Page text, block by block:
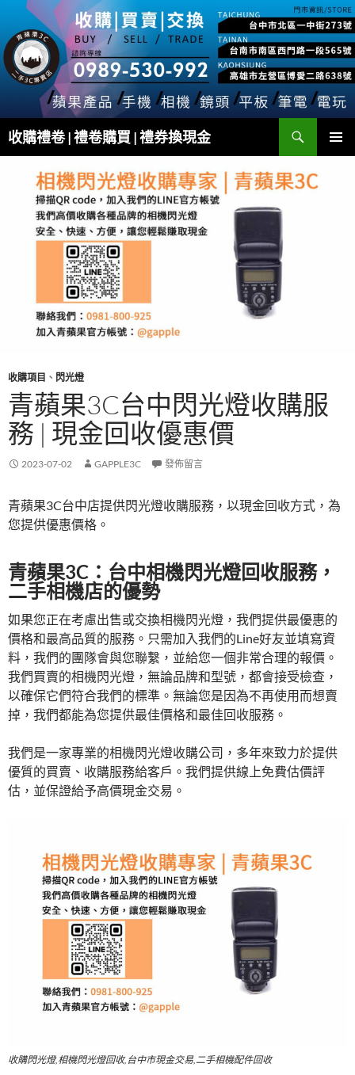
主
要
收購禮卷 | 禮卷購買 | 禮券換現金
搜
尋
收購項目 、 閃光燈
青蘋果3C台中閃光燈收購服
務 | 現金回收優惠價
2023-07-02 GAPPLE3C 發佈留言
青蘋果3C台中店提供閃光燈收購服務，以現金回收方式，為
您提供優惠價格。
青蘋果3C：台中相機閃光燈回收服務，
二手相機店的優勢
如果您正在考慮出售或交換相機閃光燈，我們提供最優惠的
價格和最高品質的服務。只需加入我們的Line好友並填寫資
料，我們的團隊會與您聯繫，並給您一個非常合理的報價。
我們買賣的相機閃光燈，無論品牌和型號，都會接受檢查，
以確保它們符合我們的標準。無論您是因為不再使用而想賣
掉，我們都能為您提供最佳價格和最佳回收服務。
我們是一家專業的相機閃光燈收購公司，多年來致力於提供
優質的買賣、收購服務給客戶。我們提供線上免費估價評
估，並保證給予高價現金交易。
收購閃光燈,相機閃光燈回收,台中市現金交易,二手相機配件回收